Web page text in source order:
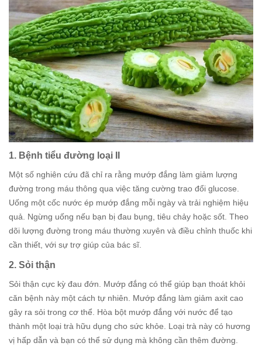
1. Bệnh tiểu đường loại II
Một số nghiên cứu đã chỉ ra rằng mướp đắng làm giảm lượng
đường trong máu thông qua việc tăng cường trao đổi glucose.
Uống một cốc nước ép mướp đắng mỗi ngày và trải nghiệm hiệu
quả. Ngừng uống nếu bạn bị đau bụng, tiêu chảy hoặc sốt. Theo
dõi lượng đường trong máu thường xuyên và điều chỉnh thuốc khi
cần thiết, với sự trợ giúp của bác sĩ.
2. Sỏi thận
Sỏi thận cực kỳ đau đớn. Mướp đắng có thể giúp bạn thoát khỏi
căn bệnh này một cách tự nhiên. Mướp đắng làm giảm axit cao
gây ra sỏi trong cơ thể. Hòa bột mướp đắng với nước để tạo
thành một loại trà hữu dụng cho sức khỏe. Loại trà này có hương
vị hấp dẫn và bạn có thể sử dụng mà không cần thêm đường.